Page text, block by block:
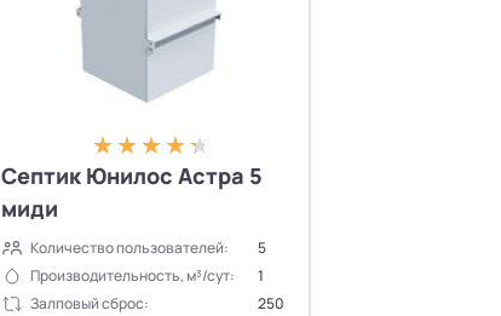
Септик Юнилос Астра 5
миди
Количество пользователей:
5
Производительность, м³/сут:
1
Залповый сброс:
250